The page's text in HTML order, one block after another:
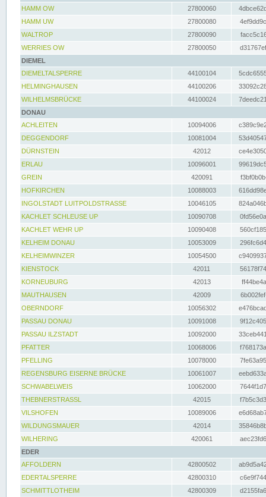
HAMM OW
27800060
HAMM UW
27800080
WALTROP
27800090
WERRIES OW
27800050
DIEMEL
DIEMELTALSPERRE
44100104
HELMINGHAUSEN
44100206
WILHELMSBRÜCKE
44100024
DONAU
ACHLEITEN
10094006
DEGGENDORF
10081004
DÜRNSTEIN
42012
ERLAU
10096001
GREIN
420091
HOFKIRCHEN
10088003
INGOLSTADT LUITPOLDSTRASSE
10046105
KACHLET SCHLEUSE UP
10090708
KACHLET WEHR UP
10090408
KELHEIM DONAU
10053009
KELHEIMWINZER
10054500
KIENSTOCK
42011
KORNEUBURG
42013
MAUTHAUSEN
42009
OBERNDORF
10056302
PASSAU DONAU
10091008
PASSAU ILZSTADT
10092000
PFATTER
10068006
PFELLING
10078000
REGENSBURG EISERNE BRÜCKE
10061007
SCHWABELWEIS
10062000
THEBNERSTRASSL
42015
VILSHOFEN
10089006
WILDUNGSMAUER
42014
WILHERING
420061
EDER
AFFOLDERN
42800502
EDERTALSPERRE
42800310
SCHMITTLOTHEIM
42800309